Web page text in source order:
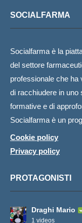
SOCIALFARMA
Socialfarma è la
del settore
professionale che ha
di racchiudere in uno
formative e di
Socialfarma è un
Cookie policy
Privacy policy
PROTAGONISTI
Draghi Mario
1 videos